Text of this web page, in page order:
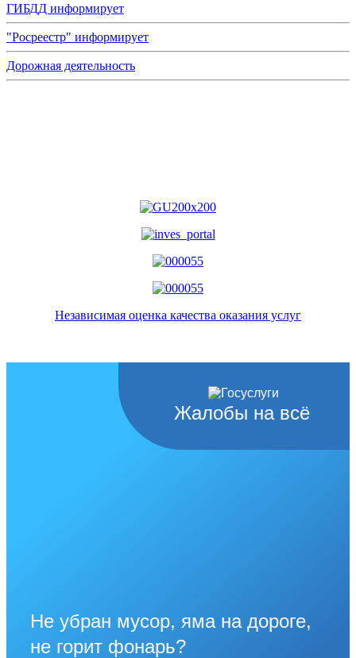
ГИБДД информирует
"Росреестр" информирует
Дорожная деятельность
Независимая оценка качества оказания услуг
Жалобы на всё
Не убран мусор, яма на дороге,
не горит фонарь?